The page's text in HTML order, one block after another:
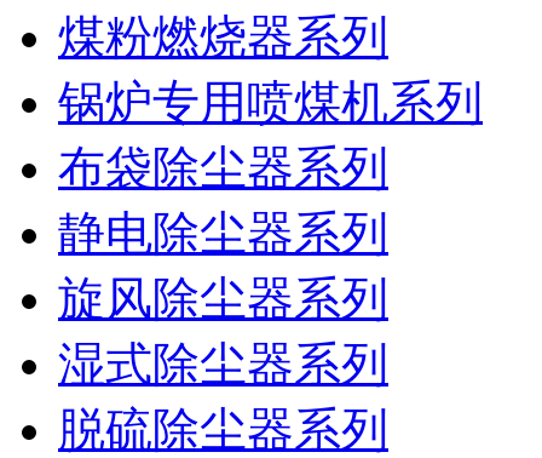
煤粉燃烧器系列
锅炉专用喷煤机系列
布袋除尘器系列
静电除尘器系列
旋风除尘器系列
湿式除尘器系列
脱硫除尘器系列